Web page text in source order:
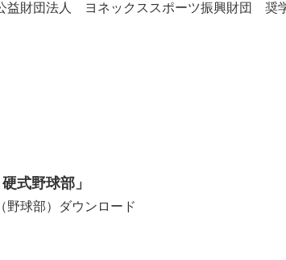
益財団法人 ヨネックススポーツ振興財団 奨
式野球部」
野球部）ダウンロード